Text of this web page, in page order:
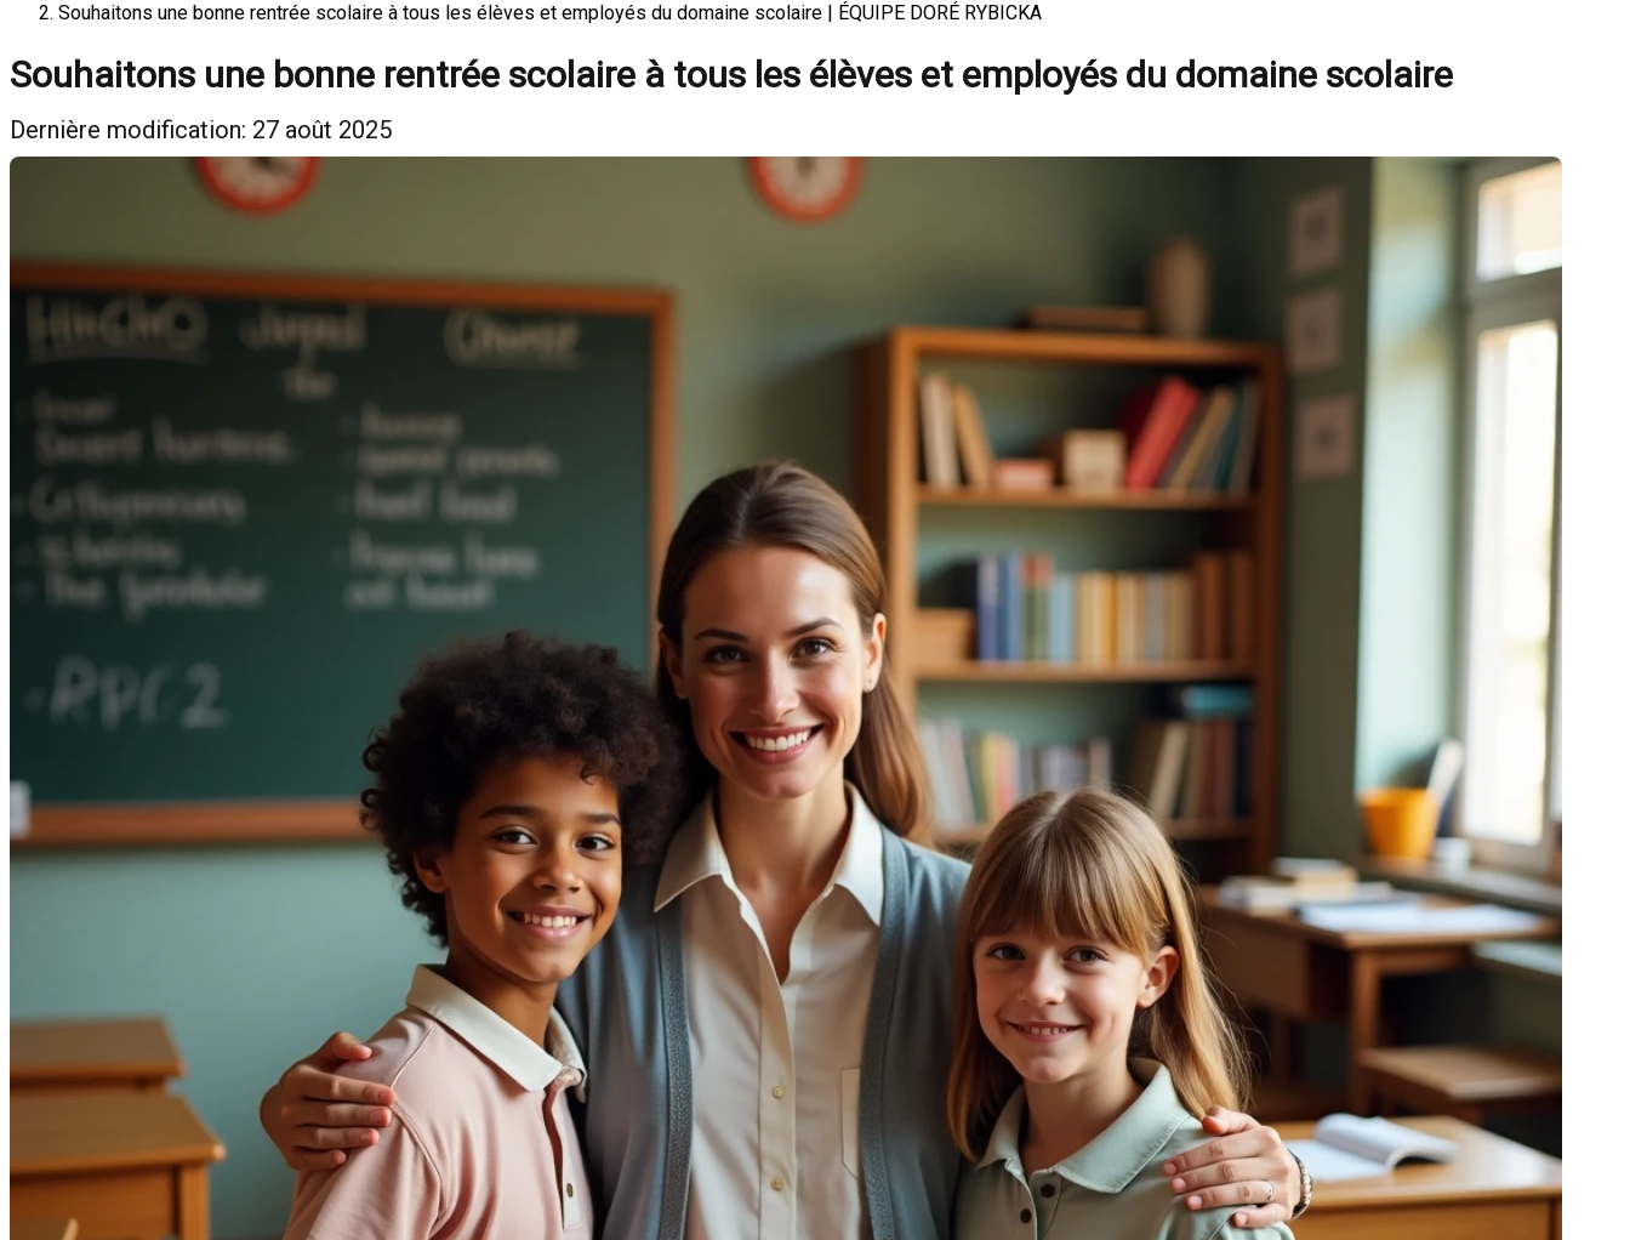
Souhaitons une bonne rentrée scolaire à tous les élèves et employés du domaine scolaire | ÉQUIPE DORÉ RYBICKA
Souhaitons une bonne rentrée scolaire à tous les élèves et employés du domaine scolaire
Dernière modification: 27 août 2025